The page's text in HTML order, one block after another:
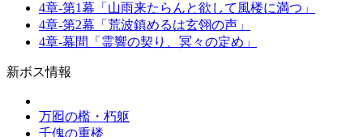
4章-第1幕「山雨来たらんと欲して風楼に満つ」
4章-第2幕「荒波鎮めるは玄翎の声」
4章-幕間「霊響の契り、冥々の定め」
新ボス情報
万囮の檻・朽躯
千傀の重楼